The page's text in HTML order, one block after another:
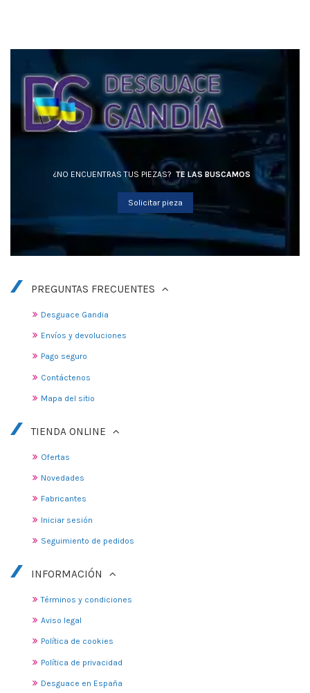
¿NO ENCUENTRAS TUS PIEZAS? TE LAS BUSCAMOS
Solicitar pieza
PREGUNTAS FRECUENTES
Desguace Gandia
Envíos y devoluciones
Pago seguro
Contáctenos
Mapa del sitio
TIENDA ONLINE
Ofertas
Novedades
Fabricantes
Iniciar sesión
Seguimiento de pedidos
INFORMACIÓN
Términos y condiciones
Aviso legal
Política de cookies
Política de privacidad
Desguace en España